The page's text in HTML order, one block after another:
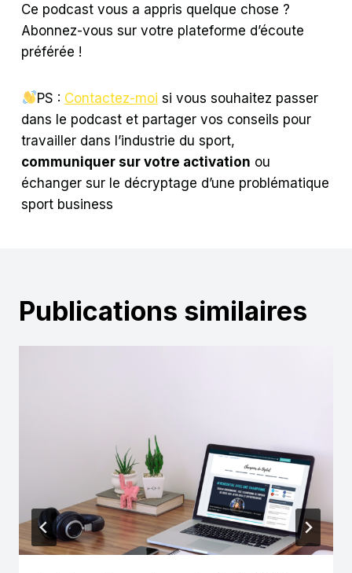
Ce podcast vous a appris quelque chose ?
Abonnez-vous sur votre plateforme d’écoute
préférée !
PS : Contactez-moi si vous souhaitez passer
dans le podcast et partager vos conseils pour
travailler dans l’industrie du sport,
communiquer sur votre activation ou
échanger sur le décryptage d’une problématique
sport business
Publications similaires